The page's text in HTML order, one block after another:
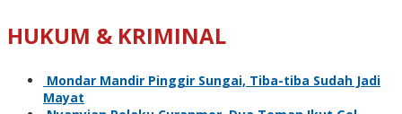
HUKUM & KRIMINAL
Mondar Mandir Pinggir Sungai, Tiba-tiba Sudah Jadi
Mayat